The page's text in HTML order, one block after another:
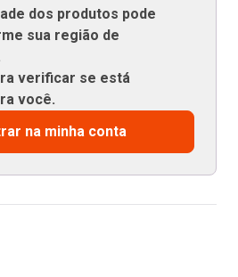
dos produtos pode
sua região de
verificar se está
você.
na minha conta